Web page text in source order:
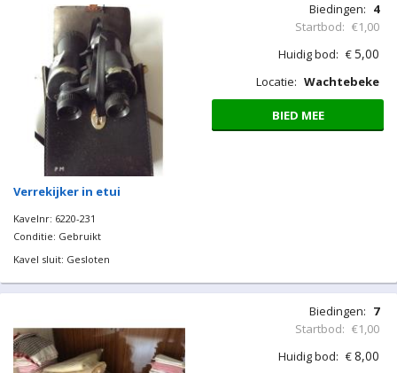
Verrekijker in etui
Kavelnr: 6220-231
Conditie: Gebruikt
Kavel sluit: Gesloten
Biedingen: 4
Startbod: €1,00
Huidig bod: €5,00
Locatie: Wachtebeke
BIED MEE
Biedingen: 7
Startbod: €1,00
Huidig bod: €8,00